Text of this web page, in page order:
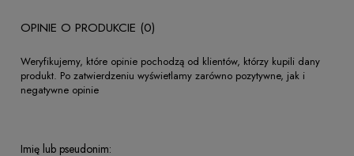
OPINIE O PRODUKCIE (0)
Weryfikujemy, które opinie pochodzą od klientów, którzy kupili dany
produkt. Po zatwierdzeniu wyświetlamy zarówno pozytywne, jak i
negatywne opinie
Imię lub pseudonim: